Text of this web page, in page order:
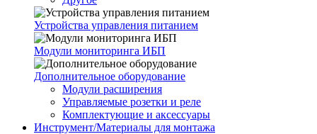
Устройства управления питанием
Модули мониторинга ИБП
Дополнительное оборудование
Модули расширения
Управляемые розетки и реле
Комплектующие и аксессуары
Инструмент/Материалы для монтажа